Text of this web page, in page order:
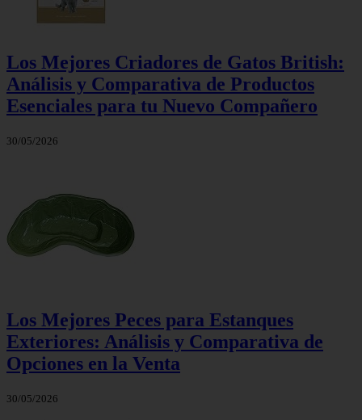
Los Mejores Criadores de Gatos British:
Análisis y Comparativa de Productos
Esenciales para tu Nuevo Compañero
30/05/2026
Los Mejores Peces para Estanques
Exteriores: Análisis y Comparativa de
Opciones en la Venta
30/05/2026